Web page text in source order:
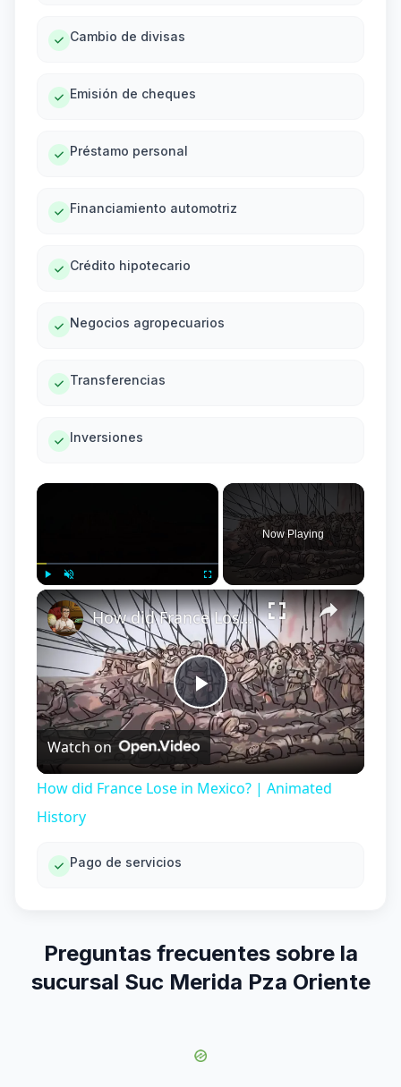
Cambio de divisas
Emisión de cheques
Préstamo personal
Financiamiento automotriz
Crédito hipotecario
Negocios agropecuarios
Transferencias
Inversiones
×
Play Unmute Fullscreen
Now Playing
×
Play
Video
How did France Lose in Mexico? | Animated History
Watch on
How did France Lose in Mexico? | Animated
History
Pago de servicios
Preguntas frecuentes sobre la
sucursal Suc Merida Pza Oriente